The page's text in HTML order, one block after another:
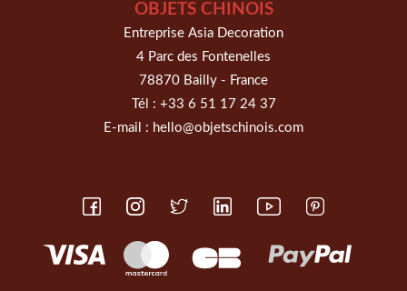
OBJETS CHINOIS
Entreprise Asia Decoration
4 Parc des Fontenelles
78870 Bailly - France
Tél : +33 6 51 17 24 37
E-mail : hello@objetschinois.com